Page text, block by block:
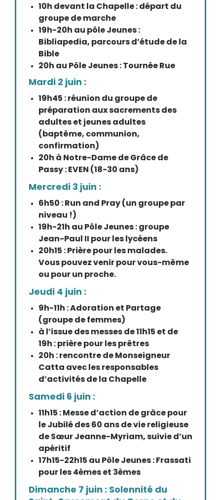
10h devant la Chapelle : départ du
groupe de marche
19h-20h au pôle Jeunes :
Bibliapedia, parcours d’étude de la
Bible
20h au Pôle Jeunes : Tournée Rue
Mardi 2 juin :
19h45 : réunion du groupe de
préparation aux sacrements des
adultes et jeunes adultes
(baptême, communion,
confirmation)
20h à Notre-Dame de Grâce de
Passy : EVEN (18-30 ans)
Mercredi 3 juin :
6h50 : Run and Pray (un groupe par
niveau !)
19h-21h au Pôle Jeunes : groupe
Jean-Paul II pour les lycéens
20h15 : Prière pour les malades.
Vous pouvez venir pour vous-même
ou pour un proche.
Jeudi 4 juin :
9h-11h : Adoration et Partage
(groupe de femmes)
à l’issue des messes de 11h15 et de
19h : prière pour les prêtres
20h : rencontre de Monseigneur
Catta avec les responsables
d’activités de la Chapelle
Samedi 6 juin :
11h15 : Messe d’action de grâce pour
le Jubilé des 60 ans de vie religieuse
de Sœur Jeanne-Myriam, suivie d’un
apéritif
17h15-22h15 au Pôle Jeunes : Frassati
pour les 4èmes et 3èmes
Dimanche 7 juin : Solennité du